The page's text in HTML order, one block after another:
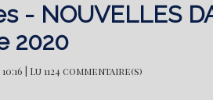
- NOUVELLES
2020
| Lu 1124 commentaire(s)